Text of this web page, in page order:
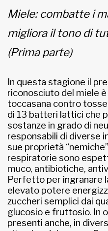
Miele: combatte i
migliora il tono di
(Prima parte)
In questa stagione il
riconosciuto del miele
toccasana contro
di 13 batteri lattici che
sostanze in grado di
responsabili di diverse
sue proprietà
respiratorie sono
muco, antibiotiche,
Perfetto per ingranare
elevato potere
zuccheri semplici dai
glucosio e fruttosio. In
presenti anche, in